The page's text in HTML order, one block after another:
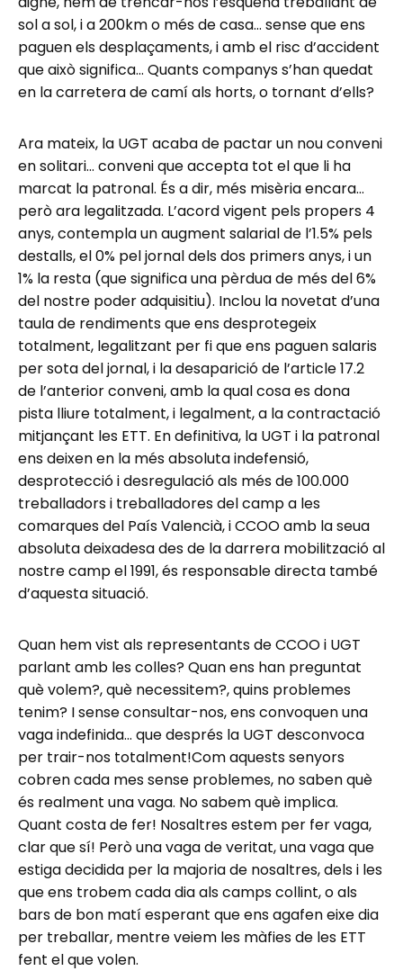
sol a sol, i a 200km o més de casa… sense que ens
paguen els desplaçaments, i amb el risc d’accident
que això significa… Quants companys s’han quedat
en la carretera de camí als horts, o tornant d’ells?
Ara mateix, la UGT acaba de pactar un nou conveni
en solitari… conveni que accepta tot el que li ha
marcat la patronal. És a dir, més misèria encara…
però ara legalitzada. L’acord vigent pels propers 4
anys, contempla un augment salarial de l’1.5% pels
destalls, el 0% pel jornal dels dos primers anys, i un
1% la resta (que significa una pèrdua de més del 6%
del nostre poder adquisitiu). Inclou la novetat d’una
taula de rendiments que ens desprotegeix
totalment, legalitzant per fi que ens paguen salaris
per sota del jornal, i la desaparició de l’article 17.2
de l’anterior conveni, amb la qual cosa es dona
pista lliure totalment, i legalment, a la contractació
mitjançant les ETT. En definitiva, la UGT i la patronal
ens deixen en la més absoluta indefensió,
desprotecció i desregulació als més de 100.000
treballadors i treballadores del camp a les
comarques del País Valencià, i CCOO amb la seua
absoluta deixadesa des de la darrera mobilització al
nostre camp el 1991, és responsable directa també
d’aquesta situació.
Quan hem vist als representants de CCOO i UGT
parlant amb les colles? Quan ens han preguntat
què volem?, què necessitem?, quins problemes
tenim? I sense consultar-nos, ens convoquen una
vaga indefinida… que després la UGT desconvoca
per trair-nos totalment!Com aquests senyors
cobren cada mes sense problemes, no saben què
és realment una vaga. No sabem què implica.
Quant costa de fer! Nosaltres estem per fer vaga,
clar que sí! Però una vaga de veritat, una vaga que
estiga decidida per la majoria de nosaltres, dels i les
que ens trobem cada dia als camps collint, o als
bars de bon matí esperant que ens agafen eixe dia
per treballar, mentre veiem les màfies de les ETT
fent el que volen.